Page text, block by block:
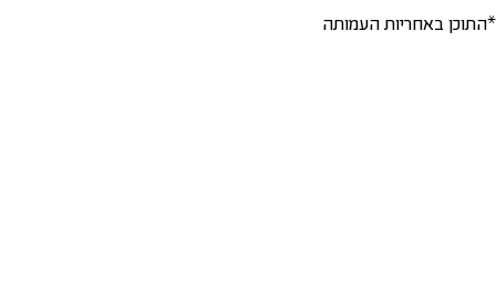
*התוכן באחריות העמותה